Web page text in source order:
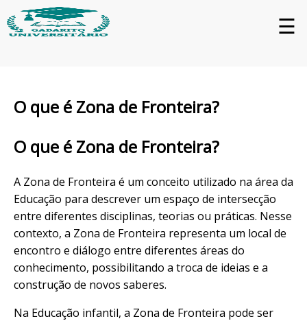
☰
O que é Zona de Fronteira?
O que é Zona de Fronteira?
A Zona de Fronteira é um conceito utilizado na área da
Educação para descrever um espaço de intersecção
entre diferentes disciplinas, teorias ou práticas. Nesse
contexto, a Zona de Fronteira representa um local de
encontro e diálogo entre diferentes áreas do
conhecimento, possibilitando a troca de ideias e a
construção de novos saberes.
Na Educação infantil, a Zona de Fronteira pode ser